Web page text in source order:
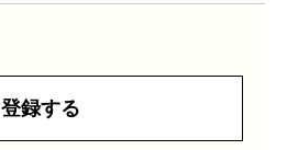
登録する